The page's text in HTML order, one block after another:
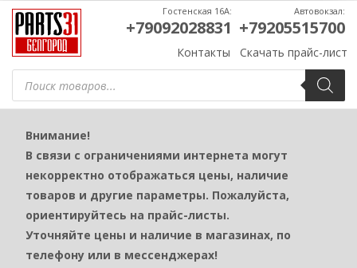
Поиск
товаров
Контакты Скачать прайс-лист
Гостенская 16А:
+79092028831
Автовокзал:
+79205515700
Внимание!
В связи с ограничениями интернета могут
некорректно отображаться цены, наличие
товаров и другие параметры. Пожалуйста,
ориентируйтесь на прайс-листы.
Уточняйте цены и наличие в магазинах, по
телефону или в мессенджерах!